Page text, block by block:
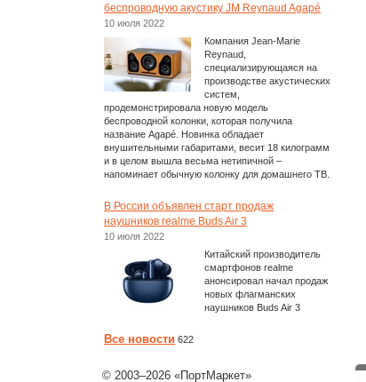
беспроводную акустику JM Reynaud Agapé
10 июля 2022
Компания Jean-Marie
Reynaud,
специализирующаяся на
производстве акустических
систем,
продемонстрировала новую модель
беспроводной колонки, которая получила
название Agapé. Новинка обладает
внушительными габаритами, весит 18 килограмм
и в целом вышла весьма нетипичной –
напоминает обычную колонку для домашнего ТВ.
В России объявлен старт продаж
наушников realme Buds Air 3
10 июля 2022
Китайский производитель
смартфонов realme
анонсировал начал продаж
новых флагманских
наушников Buds Air 3
Все новости 622
© 2003–2026 «ПортМаркет»